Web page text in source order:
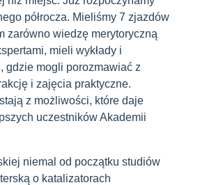
półrocza. Mieliśmy 7 zjazdów
zarówno wiedzę merytoryczną
mieli wykłady i
gdzie mogli porozmawiać z
i zajęcia praktyczne.
z możliwości, które daje
uczestników Akademii
niemal od początku studiów
o katalizatorach